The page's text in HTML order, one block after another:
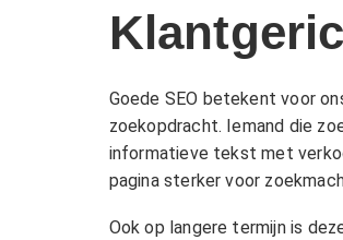
Goede SEO betekent voor
zoekopdracht. Iemand die
informatieve tekst met
pagina sterker voor
Ook op langere termijn is